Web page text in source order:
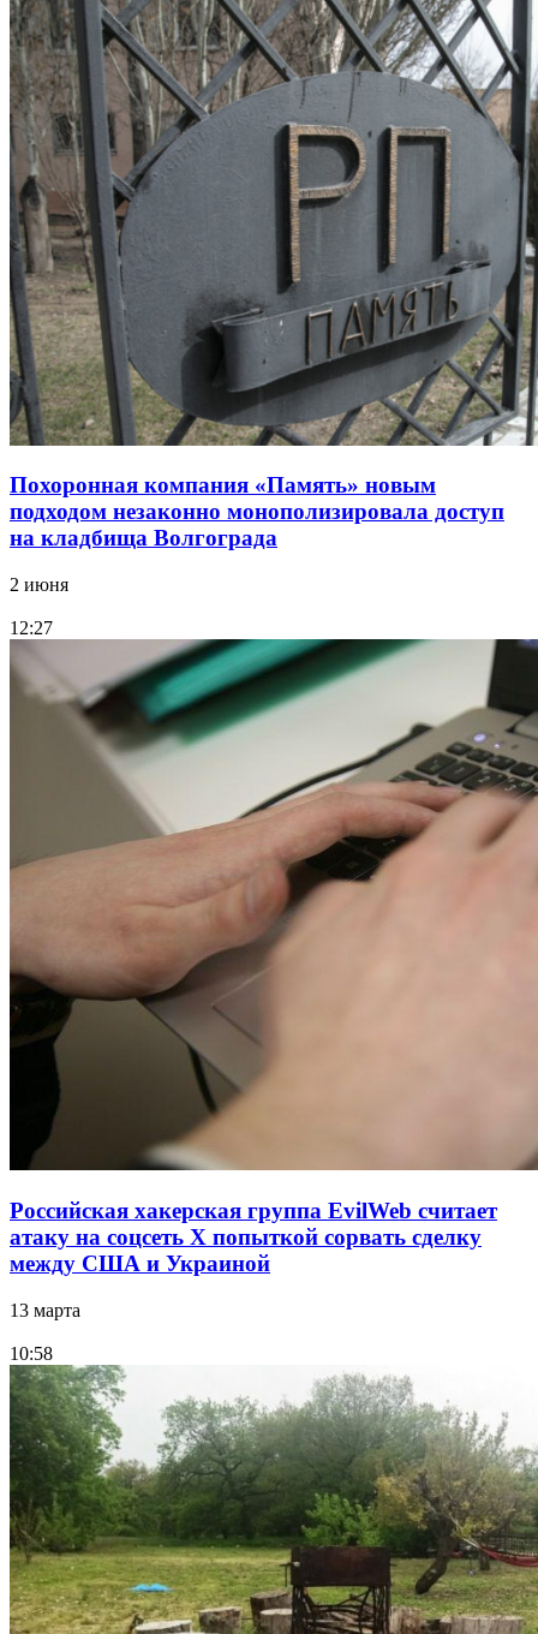
Похоронная компания «Память» новым
подходом незаконно монополизировала доступ
на кладбища Волгограда
2 июня
12:27
Российская хакерская группа EvilWeb считает
атаку на соцсеть Х попыткой сорвать сделку
между США и Украиной
13 марта
10:58